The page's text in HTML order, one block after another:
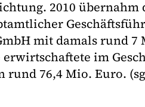
2010
mit damals rund 7
im
rund 76,4 Mio. Euro.